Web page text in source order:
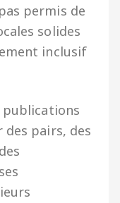
permis de
solides
inclusif
publications
pairs, des